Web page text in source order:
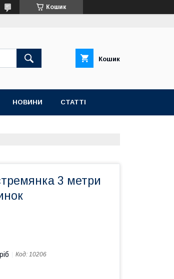
Кошик
Кошик
НОВИНИ СТАТТІ
3 метри
Код: 10206